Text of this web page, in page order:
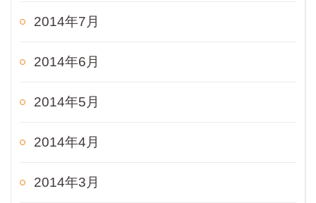
2014年7月
2014年6月
2014年5月
2014年4月
2014年3月